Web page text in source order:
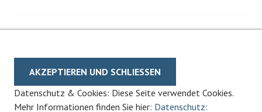
Navigation
Datenschutz & Cookies: Diese Seite verwendet Cookies.
Mehr Informationen finden Sie hier: Datenschutz: